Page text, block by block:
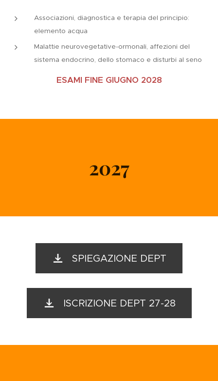
Associazioni, diagnostica e terapia del principio:
elemento acqua
Malattie neurovegetative-ormonali, affezioni del
sistema endocrino, dello stomaco e disturbi al seno
ESAMI FINE GIUGNO 2028
2027
SPIEGAZIONE DEPT
ISCRIZIONE DEPT 27-28